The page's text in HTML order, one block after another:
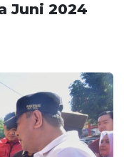
Juni 2024